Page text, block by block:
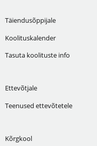
Täiendusõppijale
Koolituskalender
Tasuta koolituste info
Ettevõtjale
Teenused ettevõtetele
Kõrgkool